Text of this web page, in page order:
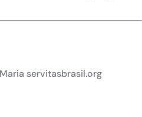
servitasbrasil.org